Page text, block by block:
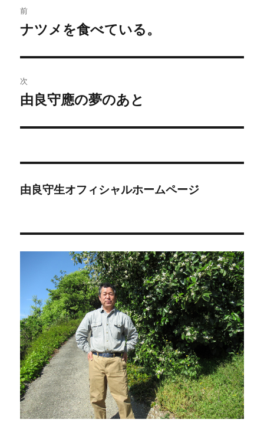
稿
ビ
ゲ
ー
ン
前
前
投
稿:
ナツメを食べている。
次
次
投
由良守應の夢のあと
由良守生オフィシャルホームページ